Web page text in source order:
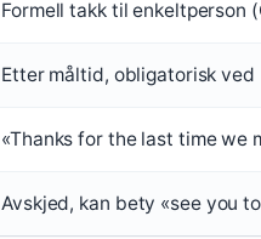
Formell takk til enkeltperson
Etter måltid, obligatorisk
«Thanks for the last time we
Avskjed, kan bety «see you